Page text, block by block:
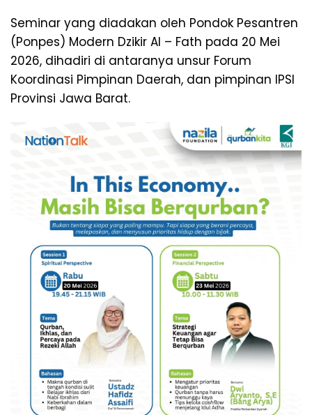
Seminar yang diadakan oleh Pondok Pesantren
(Ponpes) Modern Dzikir Al – Fath pada 20 Mei
2026, dihadiri di antaranya unsur Forum
Koordinasi Pimpinan Daerah, dan pimpinan IPSI
Provinsi Jawa Barat.